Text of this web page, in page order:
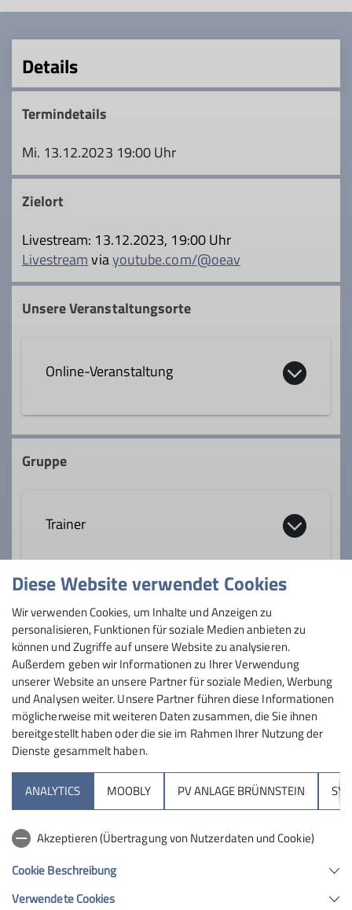
Details
Termindetails
Mi. 13.12.2023 19:00 Uhr
Zielort
Livestream: 13.12.2023, 19:00 Uhr
Livestreamviayoutube.com/@oeav
Unsere Veranstaltungsorte
Online-Veranstaltung
Gruppe
Trainer
öffentlich
soll auf homepage angezeigt werden
Sektion
Hochrieshütte
Sektion Rosenheim des Deutschen Alpenvereins e.V.
Diese Website verwendet Cookies
Wir verwenden Cookies, um Inhalte und Anzeigen zu
personalisieren, Funktionen für soziale Medien anbieten zu
können und Zugriffe auf unsere Website zu analysieren.
Außerdem geben wir Informationen zu Ihrer Verwendung
unserer Website an unsere Partner für soziale Medien, Werbung
und Analysen weiter. Unsere Partner führen diese Informationen
möglicherweise mit weiteren Daten zusammen, die Sie ihnen
bereitgestellt haben oder die sie im Rahmen Ihrer Nutzung der
Dienste gesammelt haben.
ANALYTICS MOOBLY PV ANLAGE BRÜNNSTEIN
Akzeptieren (Übertragung von Nutzerdaten und Cookie)
Cookie Beschreibung
Verwendete Cookies